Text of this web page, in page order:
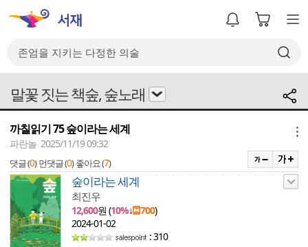
말꽃 짓는 책숲, 숲노래
까칠읽기 75 숲이라는 세계
파란놀 2025/11/19 09:32
댓글 (0) 먼댓글 (0) 좋아요 (7)
숲이라는 세계
최진우
12,600원 (10%↓ 700)
2024-01-02
: 310